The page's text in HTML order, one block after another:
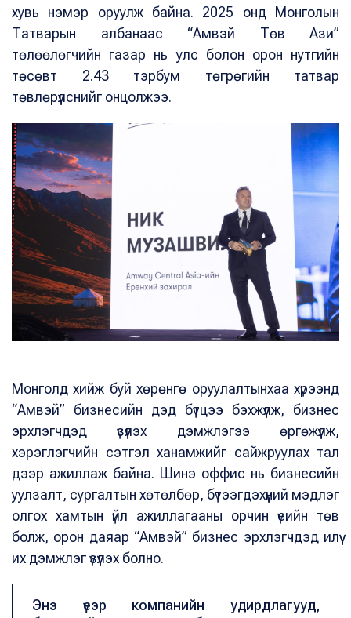
хувь нэмэр оруулж байна. 2025 онд Монголын
Татварын албанаас “Амвэй Төв Ази”
төлөөлөгчийн газар нь улс болон орон нутгийн
төсөвт 2.43 тэрбум төгрөгийн татвар
төвлөрүүлснийг онцолжээ.
Монголд хийж буй хөрөнгө оруулалтынхаа хүрээнд
“Амвэй” бизнесийн дэд бүтцээ бэхжүүлж, бизнес
эрхлэгчдэд үзүүлэх дэмжлэгээ өргөжүүлж,
хэрэглэгчийн сэтгэл ханамжийг сайжруулах тал
дээр ажиллаж байна. Шинэ оффис нь бизнесийн
уулзалт, сургалтын хөтөлбөр, бүтээгдэхүүний мэдлэг
олгох хамтын үйл ажиллагааны орчин үеийн төв
болж, орон даяар “Амвэй” бизнес эрхлэгчдэд илүү
их дэмжлэг үзүүлэх болно.
Энэ үеэр компанийн удирдлагууд,